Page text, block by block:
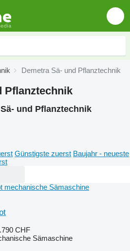
Demetra Sä- und Pflanztechnik
Pflanztechnik
und Pflanztechnik
Günstigste zuerst Baujahr - neueste
CHF
Sämaschine